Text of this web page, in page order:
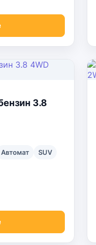
3.8
Автомат
SUV